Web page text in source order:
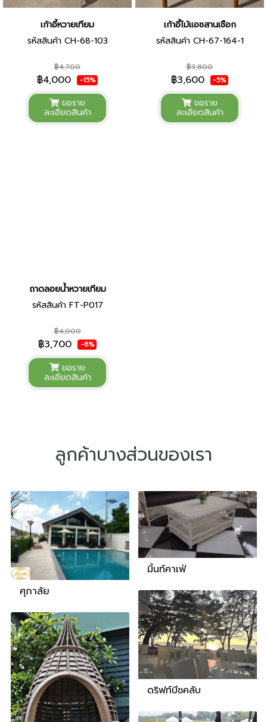
เก้าอี้หวายเทียม
รหัสสินค้า CH-68-103
฿4,700
฿4,000 -15%
ขอราย
ละเอียดสินค้า
เก้าอี้ไม้แอชสานเชือก
รหัสสินค้า CH-67-164-1
฿3,800
฿3,600 -5%
ขอราย
ละเอียดสินค้า
ถาดลอยน้ำหวายเทียม
รหัสสินค้า FT-P017
฿4,000
฿3,700 -8%
ขอราย
ละเอียดสินค้า
ลูกค้าบางส่วนของเรา
ศุภาลัย
มิ้นท์คาเฟ่
ดริฟท์บีชคลับ